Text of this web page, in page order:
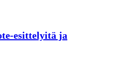
esittelyitä ja